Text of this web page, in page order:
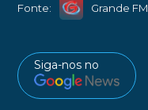
Fonte: Grande FM
Siga-nos no